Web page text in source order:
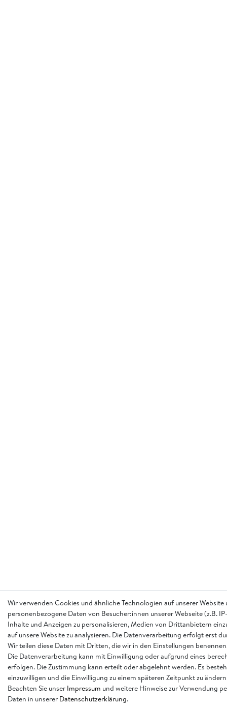
Wir verwenden Cookies und ähnliche Technologien auf unserer
personenbezogene Daten von Besucher:innen unserer Webseite (z.B.
Inhalte und Anzeigen zu personalisieren, Medien von Drittanbietern
auf unsere Website zu analysieren. Die Datenverarbeitung erfolgt erst
Wir teilen diese Daten mit Dritten, die wir in den Einstellungen
Die Datenverarbeitung kann mit Einwilligung oder aufgrund eines
erfolgen. Die Zustimmung kann erteilt oder abgelehnt werden. Es
einzuwilligen und die Einwilligung zu einem späteren Zeitpunkt zu
Beachten Sie unser Impressum und weitere Hinweise zur Verwendung
Daten in unserer Daten­schutz­erklärung.